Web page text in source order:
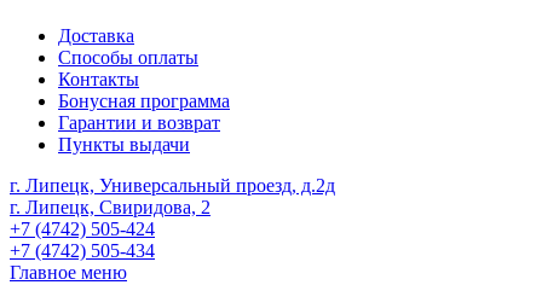
Доставка
Способы оплаты
Контакты
Бонусная программа
Гарантии и возврат
Пункты выдачи
г. Липецк, Универсальный проезд, д.2д
г. Липецк, Свиридова, 2
+7 (4742) 505-424
+7 (4742) 505-434
Главное меню